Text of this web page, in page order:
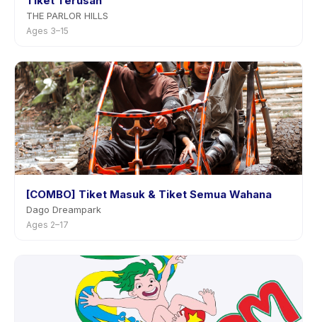
THE PARLOR HILLS
Ages 3–15
[COMBO] Tiket Masuk & Tiket Semua Wahana
Dago Dreampark
Ages 2–17